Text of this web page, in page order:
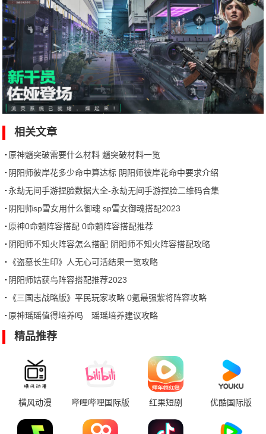
相关文章
原神魈突破需要什么材料 魈突破材料一览
阴阳师彼岸花多少命中算达标 阴阳师彼岸花命中要求介绍
永劫无间手游捏脸数据大全-永劫无间手游捏脸二维码合集
阴阳师sp雪女用什么御魂 sp雪女御魂搭配2023
原神0命魈阵容搭配 0命魈阵容搭配推荐
阴阳师不知火阵容怎么搭配 阴阳师不知火阵容搭配攻略
《盗墓长生印》人无心可活结果一览攻略
阴阳师姑获鸟阵容搭配推荐2023
《三国志战略版》平民玩家攻略 0氪最强紫将阵容攻略
原神瑶瑶值得培养吗 瑶瑶培养建议攻略
精品推荐
横风动漫 哔哩哔哩国际版 红果短剧 优酷国际版